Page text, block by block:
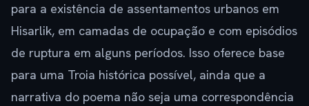
para a existência de assentamentos urbanos em
Hisarlik, em camadas de ocupação e com episódios
de ruptura em alguns períodos. Isso oferece base
para uma Troia histórica possível, ainda que a
narrativa do poema não seja uma correspondência